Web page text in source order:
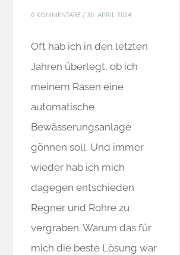
0 KOMMENTARE /30. APRIL 2024
Oft hab ich in den letzten
Jahren überlegt, ob ich
meinem Rasen eine
automatische
Bewässerungsanlage
gönnen soll. Und immer
wieder hab ich mich
dagegen entschieden
Regner und Rohre zu
vergraben. Warum das für
mich die beste Lösung war